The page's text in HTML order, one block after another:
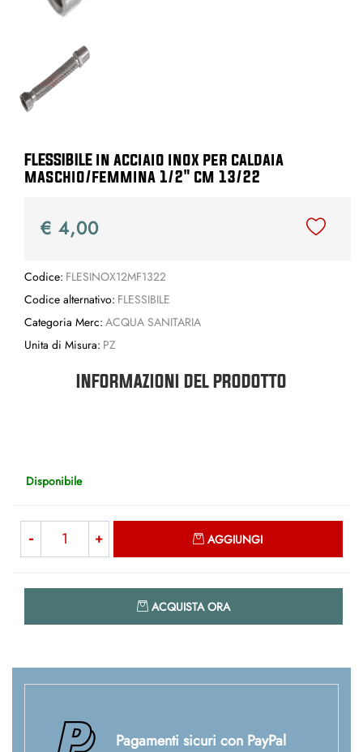
FLESSIBILE in acciaio inox per caldaia
maschio/femmina 1/2" cm 13/22
€ 4,00
Codice: FLESINOX12MF1322
Codice alternativo: FLESSIBILE
Categoria Merc: ACQUA SANITARIA
Unita di Misura: PZ
INFORMAZIONI DEL PRODOTTO
Disponibile
AGGIUNGI
ACQUISTA ORA
Pagamenti sicuri con PayPal